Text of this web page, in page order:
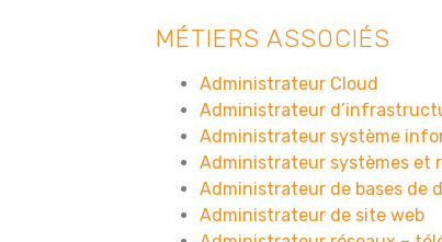
MÉTIERS ASSOCIÉS
Administrateur Cloud
Administrateur
Administrateur système
Administrateur systèmes et
Administrateur de bases de
Administrateur de site web